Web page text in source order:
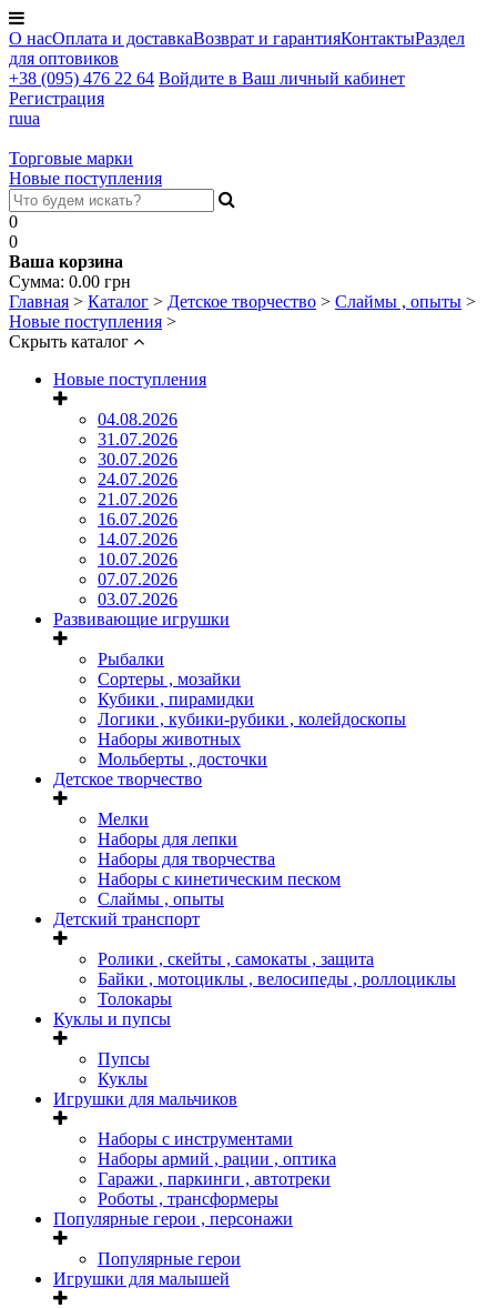
О насОплата и доставкаВозврат и гарантияКонтактыРаздел
для оптовиков
+38 (095) 476 22 64 Войдите в Ваш личный кабинет
Регистрация
ruua
Торговые марки
Новые поступления
0
0
Ваша корзина
Сумма: 0.00 грн
Главная > Каталог > Детское творчество > Слаймы , опыты >
Новые поступления >
Скрыть каталог
Новые поступления
04.08.2026
31.07.2026
30.07.2026
24.07.2026
21.07.2026
16.07.2026
14.07.2026
10.07.2026
07.07.2026
03.07.2026
Развивающие игрушки
Рыбалки
Сортеры , мозайки
Кубики , пирамидки
Логики , кубики-рубики , колейдоскопы
Наборы животных
Мольберты , досточки
Детское творчество
Мелки
Наборы для лепки
Наборы для творчества
Наборы с кинетическим песком
Слаймы , опыты
Детский транспорт
Ролики , скейты , самокаты , защита
Байки , мотоциклы , велосипеды , роллоциклы
Толокары
Куклы и пупсы
Пупсы
Куклы
Игрушки для мальчиков
Наборы с инструментами
Наборы армий , рации , оптика
Гаражи , паркинги , автотреки
Роботы , трансформеры
Популярные герои , персонажи
Популярные герои
Игрушки для малышей